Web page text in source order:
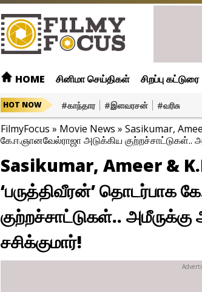
HOME சினிமா செய்திகள் சிறப்பு கட்டுரை
HOT NOW #காந்தார #இளவரசன் #வரிசு
FilmyFocus » Movie News » Sasikumar,
கே.ஈ.ஞானவேல்ராஜா அடுக்கிய குற்றச்சாட்டுகள்..
Sasikumar, Ameer &
‘பருத்திவீரன்’ தொடர்பாக
குற்றச்சாட்டுகள்..
சசிக்குமார்!